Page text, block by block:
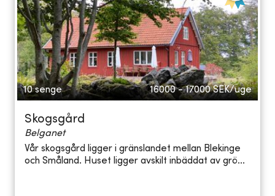
10 senge 16000 - 17000 SEK/uge
Skogsgård
Belganet
Vår skogsgård ligger i gränslandet mellan Blekinge
och Småland. Huset ligger avskilt inbäddat av grö...